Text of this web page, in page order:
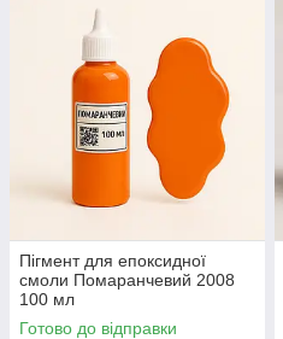
Пігмент для епоксидної
смоли Помаранчевий 2008
100 мл
Готово до відправки